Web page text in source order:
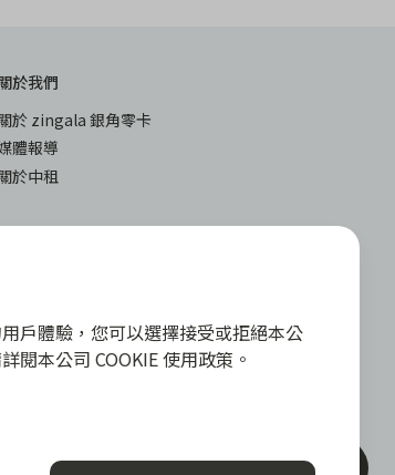
於我們
於 zingala 銀角零卡
體報導
於中租
高警覺，勿受騙上當！
品或服務為準，且每一
聯絡客服
戶體驗，您可以選擇接受或拒絕本公
閱本公司 COOKIE 使用政策。